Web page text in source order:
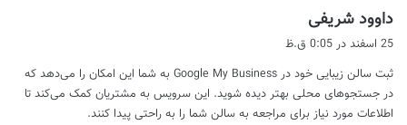
داوود شریفی
ف
:
25 اسفند در 0:05 ق.ظ
ثبت سالن زیبایی خود در Google My Business به شما این امکان را می‌دهد که
در جستجوهای محلی بهتر دیده شوید. این سرویس به مشتریان کمک می‌کند تا
اطلاعات مورد نیاز برای مراجعه به سالن شما را به راحتی پیدا کنند.